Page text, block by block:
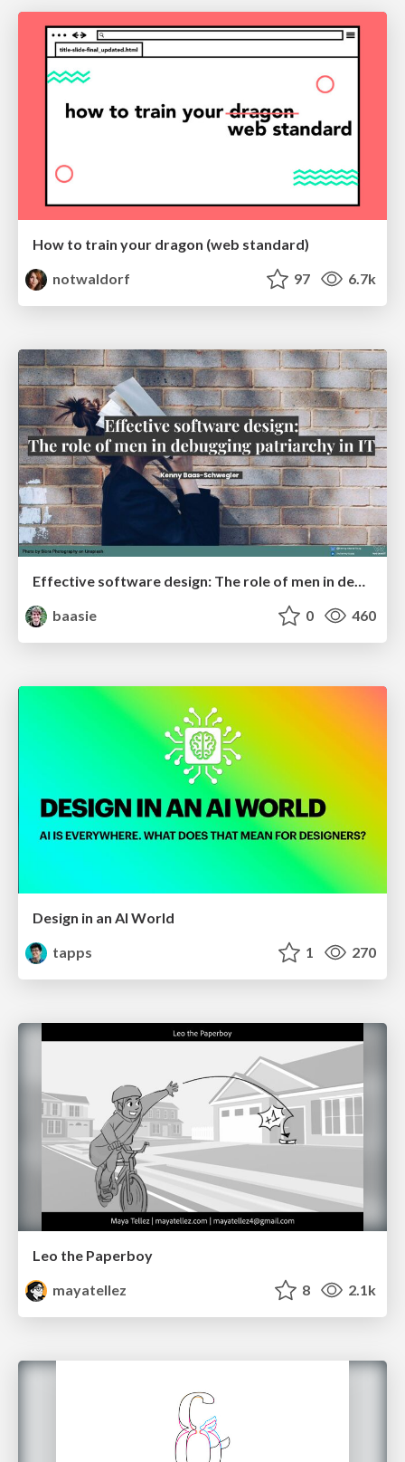
How to train your dragon (web standard)
notwaldorf
97 6.7k
Effective software design: The role of men in debugging patriarchy in IT @ Voxxed Days AMS
baasie
0 460
Design in an AI World
tapps
1 270
Leo the Paperboy
mayatellez
8 2.1k